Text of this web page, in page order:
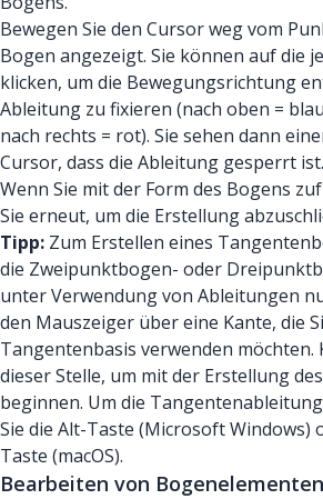
Bewegen Sie den Cursor weg vom
Bogen angezeigt. Sie können auf die
klicken, um die Bewegungsrichtung
Ableitung zu fixieren (nach oben =
nach rechts = rot). Sie sehen dann
Cursor, dass die Ableitung gesperrt ist.
Wenn Sie mit der Form des Bogens
Sie erneut, um die Erstellung
Tipp: Zum Erstellen eines
die Zweipunktbogen- oder
unter Verwendung von Ableitungen
den Mauszeiger über eine Kante, die
Tangentenbasis verwenden möchten.
dieser Stelle, um mit der Erstellung
beginnen. Um die
Sie die Alt-Taste (Microsoft Windows)
Taste (macOS).
Bearbeiten von Bogenelementen